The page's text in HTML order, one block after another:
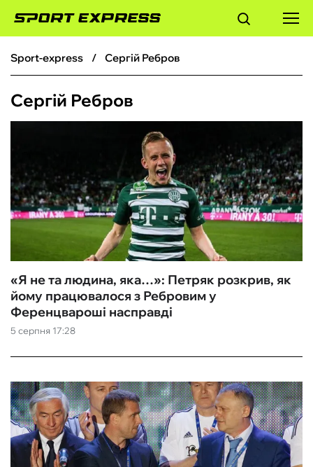
ФУТБОЛ
БАСКЕТБОЛ
ХОКЕЙ
ТЕНІС
КІБЕРСПОРТ
ЧС-2026
ФУТЗАЛ
ІНШІ
БУКМЕКЕРИ
sport-express Сергій Ребров
Сергій Ребров
5 серпня 17:28
«Я не та людина, яка…»: Петряк розкрив, як
йому працювалося з Ребровим у
Ференцвароші насправді